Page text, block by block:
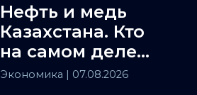
Нефть и медь
Казахстана. Кто
на самом деле
держит
Экономика | 07.08.2026